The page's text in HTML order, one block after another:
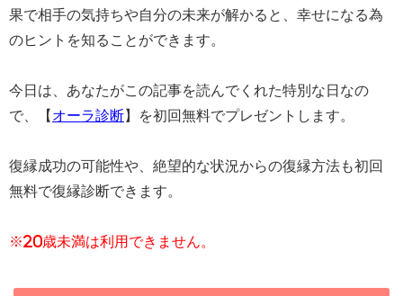
果で相手の気持ちや自分の未来が解かると、幸せになる為
のヒントを知ることができます。
今日は、あなたがこの記事を読んでくれた特別な日なの
で、【 オーラ診断】を初回無料でプレゼントします。
復縁成功の可能性や、絶望的な状況からの復縁方法も初回
無料で復縁診断できます。
※20歳未満は利用できません。